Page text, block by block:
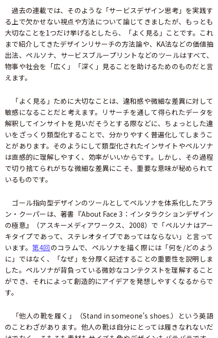
過去の連載では、そのような「サービスデザイン思考」を実践す
る上で欠かせない視点や方法について論じてきましたが、もっとも
大切なことを1つだけ挙げるとしたら、「よく見る」ことです。これ
まで紹介してきたデザインリサーチの方法論や、KA法などの価値抽
出法、ペルソナ、サービスブループリントなどのツールはすべて、
物事や社会を「広く」「深く」見ることを助けるためのものだと言
えます。
「よく見る」ために大切なことは、違和感や微細な差異に対して
敏感になることだと考えます。リサーチを通して得られたデータを
解釈してインサイトを見いだそうとする際などに、ちょっとした違
いをざっくり類型化することで、分かりやすく普遍化してしまうこ
とがあります。そのようにして類型化されたインサイトやペルソナ
は直感的に理解しやすく、効率がいいからです。しかし、その過程
で切り捨てられがちな微細な差異にこそ、重要な意味が秘められて
いるものです。
ゴール指向型デザインのツールとしてペルソナを体系化したアラ
ン・クーパーは、著書『About Face 3：インタラクションデザイン
の極意』（アスキーメディアワークス、2008）で「ペルソナはアー
キタイプであって、ステレオタイプであってはならない」と言って
います。第4回のコラムで、ペルソナを描く際には「何を/どのよう
に」ではなく、「なぜ」を分厚く記述することの重要性を説明しま
した。ペルソナが背負っている微妙なコンテクストを理解すること
ができ、それによって創造的にアイデアを発想しやすくなるからで
す。
「他人の靴を履く」（Stand in someone’s shoes.）という英語
のことわざがあります。他人の靴は自分にとっては履きなれないだ